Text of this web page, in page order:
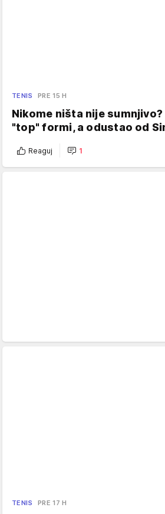
TENIS PRE 15 H
Nikome ništa nije sumnjivo?
"top" formi, a odustao od
Reaguj 1
TENIS PRE 17 H